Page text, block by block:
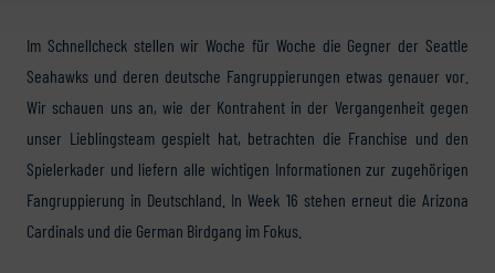
Im Schnellcheck stellen wir Woche für Woche die Gegner der Seattle
Seahawks und deren deutsche Fangruppierungen etwas genauer vor.
Wir schauen uns an, wie der Kontrahent in der Vergangenheit gegen
unser Lieblingsteam gespielt hat, betrachten die Franchise und den
Spielerkader und liefern alle wichtigen Informationen zur zugehörigen
Fangruppierung in Deutschland. In Week 16 stehen erneut die Arizona
Cardinals und die German Birdgang im Fokus.